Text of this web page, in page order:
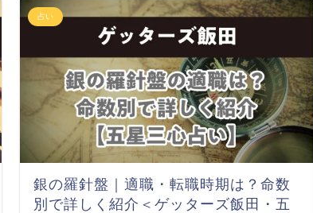
占い
銀の羅針盤｜適職・転職時期は？命数
別で詳しく紹介＜ゲッターズ飯田・五